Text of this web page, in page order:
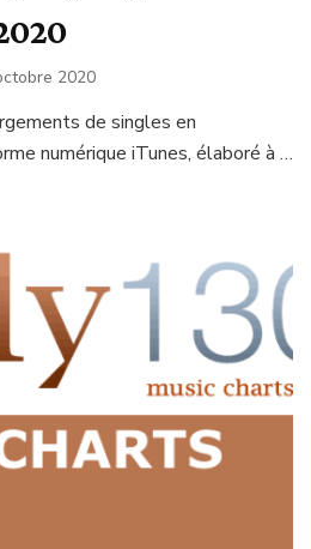
2020
de singles en
numérique iTunes, élaboré à …